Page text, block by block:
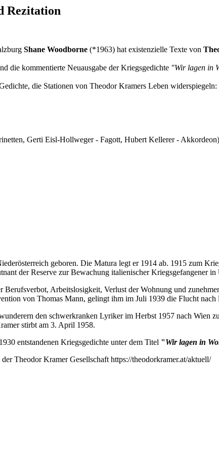
Rezitation
Shane Woodborne (*1963) hat existenzielle Texte von
die kommentierte Neuausgabe der Kriegsgedichte "Wir lagen in
die Stationen von Theodor Kramers Leben
Gerti Eisl-Hollweger - Fagott, Hubert Kellerer - Akkordeon)
geboren. Die Matura legt er 1914 ab. 1915 zum
der Reserve zur Bewachung italienischer Kriegsgefangener in
Arbeitslosigkeit, Verlust der Wohnung und
von Thomas Mann, gelingt ihm im Juli 1939 die Flucht nach
den schwerkranken Lyriker im Herbst 1957 nach Wien
stirbt am 3. April 1958.
entstandenen Kriegsgedichte unter dem Titel "Wir lagen in
Theodor Kramer Gesellschaft https://theodorkramer.at/aktuell/